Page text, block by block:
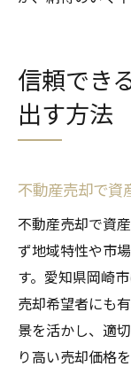
信頼でき
出す方法
不動産売却で資
不動産売却で資
ず地域特性や市
す。愛知県岡崎
売却希望者にも
景を活かし、適
り高い売却価格